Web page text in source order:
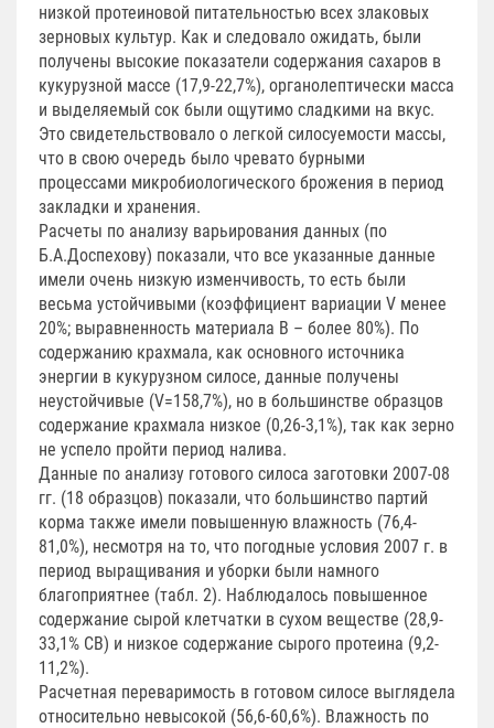
низкой протеиновой питательностью всех злаковых
зерновых культур. Как и следовало ожидать, были
получены высокие показатели содержания сахаров в
кукурузной массе (17,9-22,7%), органолептически масса
и выделяемый сок были ощутимо сладкими на вкус.
Это свидетельствовало о легкой силосуемости массы,
что в свою очередь было чревато бурными
процессами микробиологического брожения в период
закладки и хранения.
Расчеты по анализу варьирования данных (по
Б.А.Доспехову) показали, что все указанные данные
имели очень низкую изменчивость, то есть были
весьма устойчивыми (коэффициент вариации V менее
20%; выравненность материала В – более 80%). По
содержанию крахмала, как основного источника
энергии в кукурузном силосе, данные получены
неустойчивые (V=158,7%), но в большинстве образцов
содержание крахмала низкое (0,26-3,1%), так как зерно
не успело пройти период налива.
Данные по анализу готового силоса заготовки 2007-08
гг. (18 образцов) показали, что большинство партий
корма также имели повышенную влажность (76,4-
81,0%), несмотря на то, что погодные условия 2007 г. в
период выращивания и уборки были намного
благоприятнее (табл. 2). Наблюдалось повышенное
содержание сырой клетчатки в сухом веществе (28,9-
33,1% СВ) и низкое содержание сырого протеина (9,2-
11,2%).
Расчетная переваримость в готовом силосе выглядела
относительно невысокой (56,6-60,6%). Влажность по